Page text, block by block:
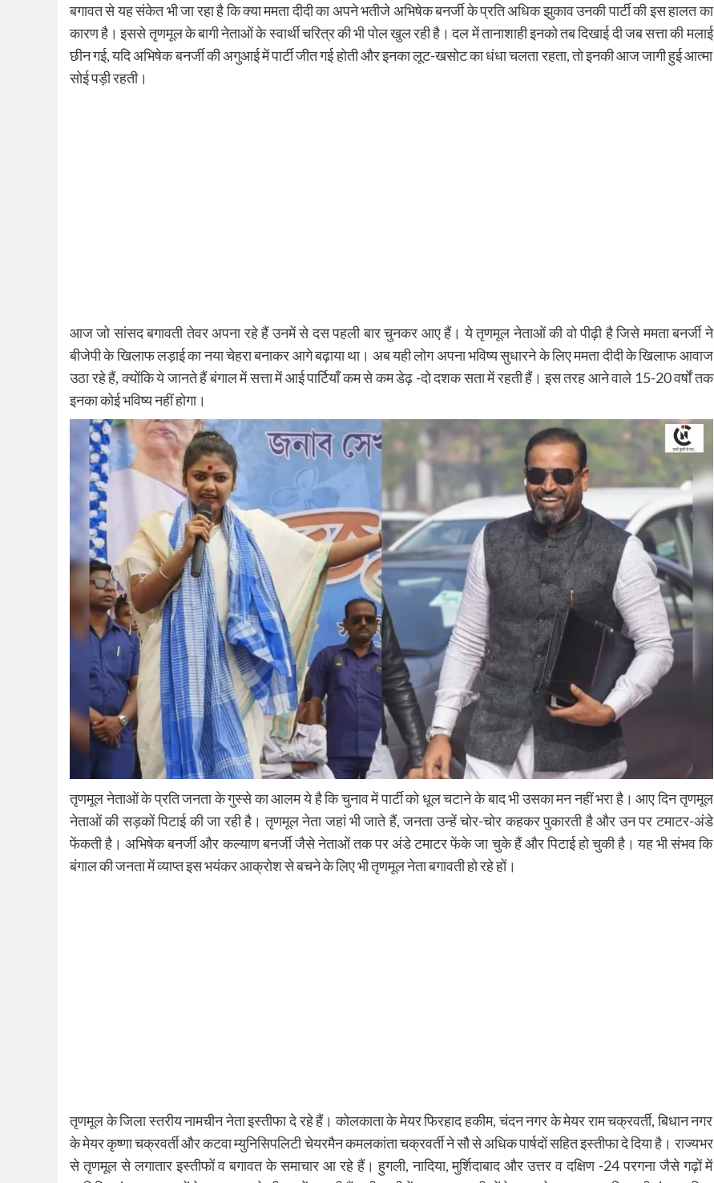
बगावत से यह संकेत भी जा रहा है कि क्या ममता दीदी का अपने भतीजे अभिषेक बनर्जी के प्रति अधिक झुकाव उनकी पार्टी की इस हालत का
कारण है। इससे तृणमूल के बागी नेताओं के स्वार्थी चरित्र की भी पोल खुल रही है। दल में तानाशाही इनको तब दिखाई दी जब सत्ता की मलाई
छीन गई, यदि अभिषेक बनर्जी की अगुआई में पार्टी जीत गई होती और इनका लूट-खसोट का धंधा चलता रहता, तो इनकी आज जागी हुई आत्मा
सोई पड़ी रहती।
आज जो सांसद बगावती तेवर अपना रहे हैं उनमें से दस पहली बार चुनकर आए हैं। ये तृणमूल नेताओं की वो पीढ़ी है जिसे ममता बनर्जी ने
बीजेपी के खिलाफ लड़ाई का नया चेहरा बनाकर आगे बढ़ाया था। अब यही लोग अपना भविष्य सुधारने के लिए ममता दीदी के खिलाफ आवाज
उठा रहे हैं, क्योंकि ये जानते हैं बंगाल में सत्ता में आई पार्टियाँ कम से कम डेढ़ -दो दशक सता में रहती हैं। इस तरह आने वाले 15-20 वर्षों तक
इनका कोई भविष्य नहीं होगा।
तृणमूल नेताओं के प्रति जनता के गुस्से का आलम ये है कि चुनाव में पार्टी को धूल चटाने के बाद भी उसका मन नहीं भरा है। आए दिन तृणमूल
नेताओं की सड़कों पिटाई की जा रही है। तृणमूल नेता जहां भी जाते हैं, जनता उन्हें चोर-चोर कहकर पुकारती है और उन पर टमाटर-अंडे
फेंकती है। अभिषेक बनर्जी और कल्याण बनर्जी जैसे नेताओं तक पर अंडे टमाटर फेंके जा चुके हैं और पिटाई हो चुकी है। यह भी संभव कि
बंगाल की जनता में व्याप्त इस भयंकर आक्रोश से बचने के लिए भी तृणमूल नेता बगावती हो रहे हों।
तृणमूल के जिला स्तरीय नामचीन नेता इस्तीफा दे रहे हैं। कोलकाता के मेयर फिरहाद हकीम, चंदन नगर के मेयर राम चक्रवर्ती, बिधान नगर
के मेयर कृष्णा चक्रवर्ती और कटवा म्युनिसिपलिटी चेयरमैन कमलकांता चक्रवर्ती ने सौ से अधिक पार्षदों सहित इस्तीफा दे दिया है। राज्यभर
से तृणमूल से लगातार इस्तीफों व बगावत के समाचार आ रहे हैं। हुगली, नादिया, मुर्शिदाबाद और उत्तर व दक्षिण -24 परगना जैसे गढ़ों में